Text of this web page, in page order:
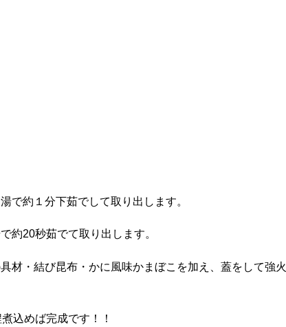
で約１分下茹でして取り出します。
約20秒茹でて取り出します。
・結び昆布・かに風味かまぼこを加え、蓋をして強火
込めば完成です！！